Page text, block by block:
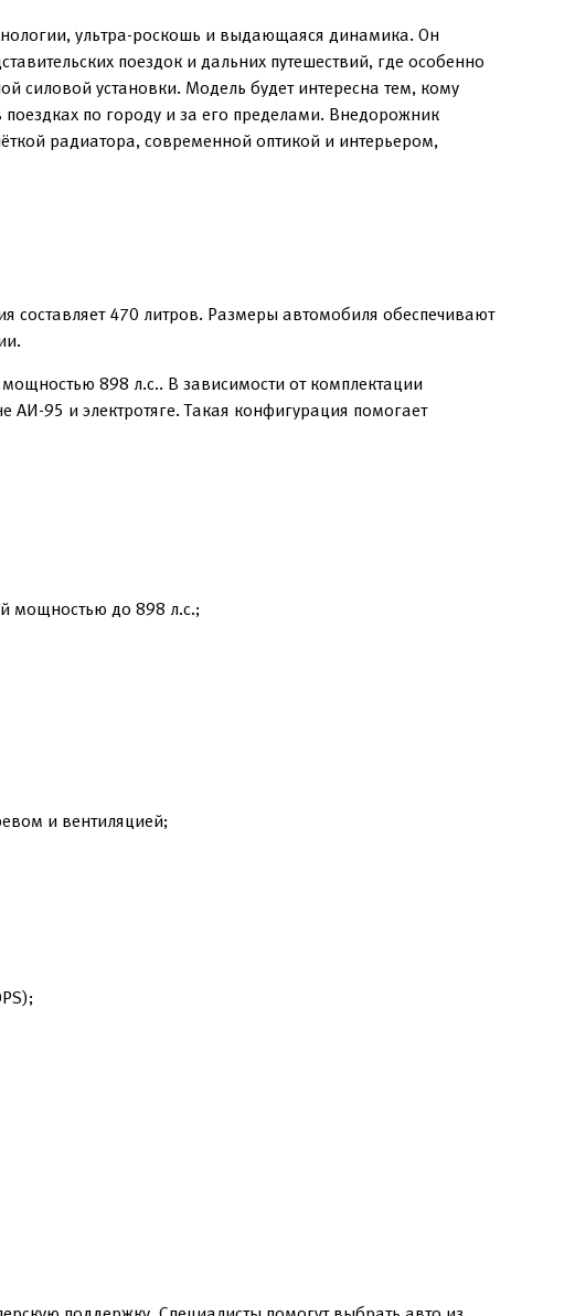
ультра-роскошь и выдающаяся динамика. Он
поездок и дальних путешествий, где особенно
силовой установки. Модель будет интересна тем, кому
по городу и за его пределами. Внедорожник
радиатора, современной оптикой и интерьером,
470 литров. Размеры автомобиля обеспечивают
898 л.с.. В зависимости от комплектации
95 и электротяге. Такая конфигурация помогает
мощностью до 898 л.с.;
и вентиляцией;